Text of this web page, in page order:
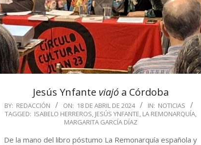
Jesús Ynfante viajóa Córdoba
2024-
04-
BY: REDACCIÓN ON: 18 DE ABRIL DE 2024 IN: NOTICIAS
TAGGED: ISABELO HERREROS, JESÚS YNFANTE, LA REMONARQUÍA,
MARGARITA GARCÍA DÍAZ
De la mano del libro póstumo La Remonarquía española y